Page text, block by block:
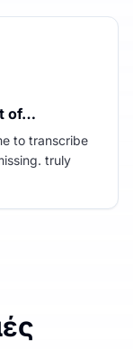
of…
to transcribe
truly